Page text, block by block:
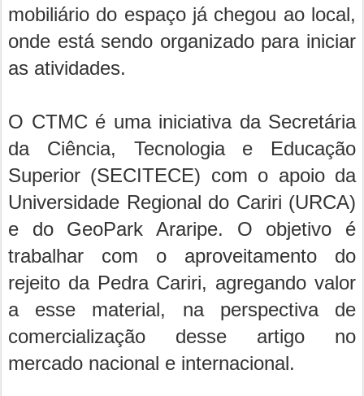
mobiliário do espaço já chegou ao local,
onde está sendo organizado para iniciar
as atividades.
O CTMC é uma iniciativa da Secretária
da Ciência, Tecnologia e Educação
Superior (SECITECE) com o apoio da
Universidade Regional do Cariri (URCA)
e do GeoPark Araripe. O objetivo é
trabalhar com o aproveitamento do
rejeito da Pedra Cariri, agregando valor
a esse material, na perspectiva de
comercialização desse artigo no
mercado nacional e internacional.